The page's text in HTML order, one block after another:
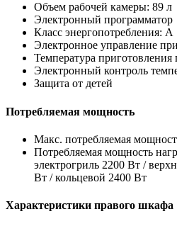
Объем рабочей камеры: 89 л
Электронный программатор
Класс энергопотребления: A
Электронное управление
Температура
Электронный контроль
Защита от детей
Потребляемая мощность
Макс. потребляемая
Потребляемая мощность
электрогриль 2200 Вт /
Вт / кольцевой 2400 Вт
Характеристики правого шкафа